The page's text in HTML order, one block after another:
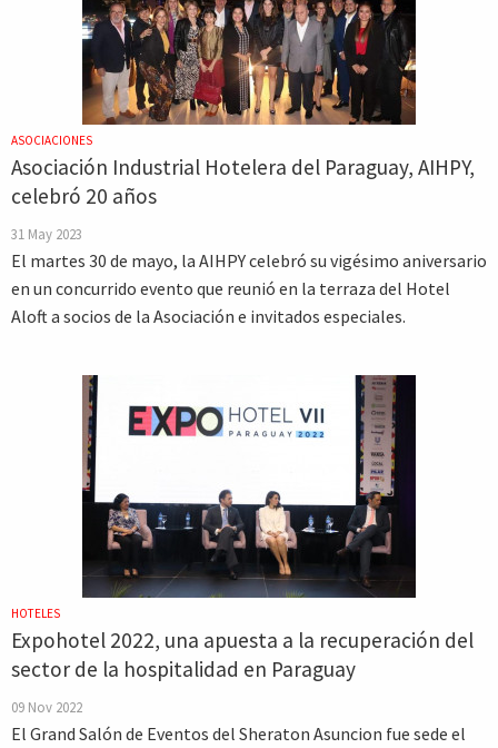
ASOCIACIONES
Asociación Industrial Hotelera del Paraguay, AIHPY,
celebró 20 años
31 May 2023
El martes 30 de mayo, la AIHPY celebró su vigésimo aniversario
en un concurrido evento que reunió en la terraza del Hotel
Aloft a socios de la Asociación e invitados especiales.
HOTELES
Expohotel 2022, una apuesta a la recuperación del
sector de la hospitalidad en Paraguay
09 Nov 2022
El Grand Salón de Eventos del Sheraton Asuncion fue sede el